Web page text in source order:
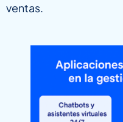
ventas.